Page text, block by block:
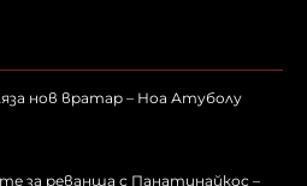
нов вратар – Ноа Атуболу
за реванша с Панатинайкос –